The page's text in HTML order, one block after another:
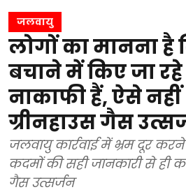
जलवायु
लोगों का मानना
बचाने में किए जा
नाकाफी हैं, ऐसे
ग्रीनहाउस गैस
जलवायु कार्रवाई में भ्रम दूर
कदमों की सही जानकारी से ही
गैस उत्सर्जन